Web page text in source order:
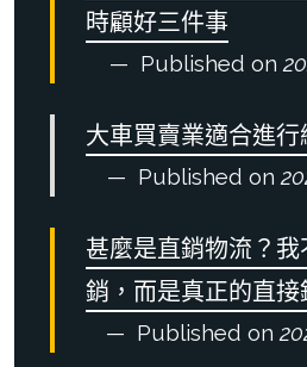
時顧好三件事
Published on
大車買賣業適合進行
Published on
甚麼是直銷物流？
銷，而是真正的直接
Published on